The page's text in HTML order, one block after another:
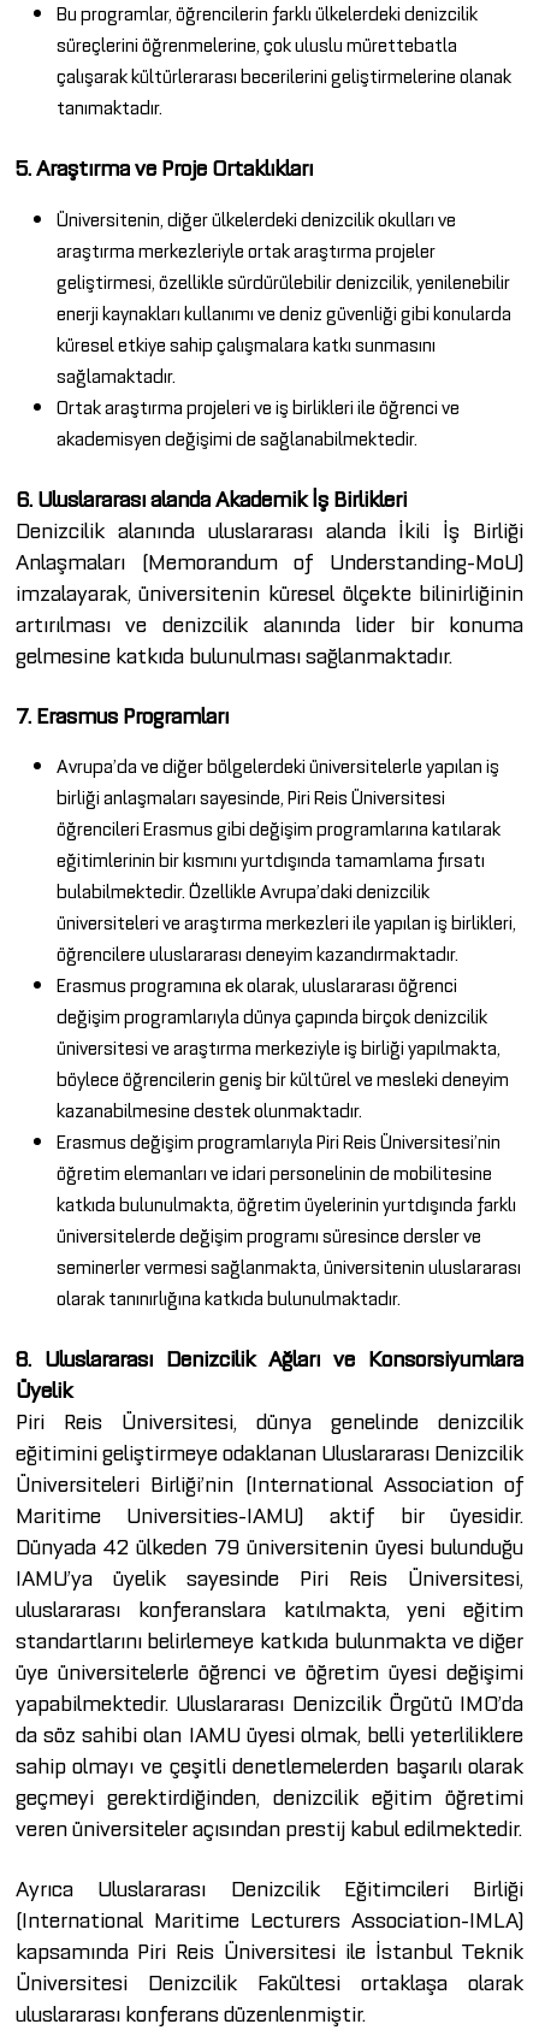
Bu programlar, öğrencilerin farklı ülkelerdeki denizcilik
süreçlerini öğrenmelerine, çok uluslu mürettebatla
çalışarak kültürlerarası becerilerini geliştirmelerine olanak
tanımaktadır.
5. Araştırma ve Proje Ortaklıkları
Üniversitenin, diğer ülkelerdeki denizcilik okulları ve
araştırma merkezleriyle ortak araştırma projeler
geliştirmesi, özellikle sürdürülebilir denizcilik, yenilenebilir
enerji kaynakları kullanımı ve deniz güvenliği gibi konularda
küresel etkiye sahip çalışmalara katkı sunmasını
sağlamaktadır.
Ortak araştırma projeleri ve iş birlikleri ile öğrenci ve
akademisyen değişimi de sağlanabilmektedir.
6. Uluslararası alanda Akademik İş Birlikleri
Denizcilik alanında uluslararası alanda İkili İş Birliği
Anlaşmaları (Memorandum of Understanding-MoU)
imzalayarak, üniversitenin küresel ölçekte bilinirliğinin
artırılması ve denizcilik alanında lider bir konuma
gelmesine katkıda bulunulması sağlanmaktadır.
7. Erasmus Programları
Avrupa’da ve diğer bölgelerdeki üniversitelerle yapılan iş
birliği anlaşmaları sayesinde, Piri Reis Üniversitesi
öğrencileri Erasmus gibi değişim programlarına katılarak
eğitimlerinin bir kısmını yurtdışında tamamlama fırsatı
bulabilmektedir. Özellikle Avrupa’daki denizcilik
üniversiteleri ve araştırma merkezleri ile yapılan iş birlikleri,
öğrencilere uluslararası deneyim kazandırmaktadır.
Erasmus programına ek olarak, uluslararası öğrenci
değişim programlarıyla dünya çapında birçok denizcilik
üniversitesi ve araştırma merkeziyle iş birliği yapılmakta,
böylece öğrencilerin geniş bir kültürel ve mesleki deneyim
kazanabilmesine destek olunmaktadır.
Erasmus değişim programlarıyla Piri Reis Üniversitesi’nin
öğretim elemanları ve idari personelinin de mobilitesine
katkıda bulunulmakta, öğretim üyelerinin yurtdışında farklı
üniversitelerde değişim programı süresince dersler ve
seminerler vermesi sağlanmakta, üniversitenin uluslararası
olarak tanınırlığına katkıda bulunulmaktadır.
8. Uluslararası Denizcilik Ağları ve Konsorsiyumlara
Üyelik
Piri Reis Üniversitesi, dünya genelinde denizcilik
eğitimini geliştirmeye odaklanan Uluslararası Denizcilik
Üniversiteleri Birliği’nin (International Association of
Maritime Universities-IAMU) aktif bir üyesidir.
Dünyada 42 ülkeden 79 üniversitenin üyesi bulunduğu
IAMU’ya üyelik sayesinde Piri Reis Üniversitesi,
uluslararası konferanslara katılmakta, yeni eğitim
standartlarını belirlemeye katkıda bulunmakta ve diğer
üye üniversitelerle öğrenci ve öğretim üyesi değişimi
yapabilmektedir. Uluslararası Denizcilik Örgütü IMO’da
da söz sahibi olan IAMU üyesi olmak, belli yeterliliklere
sahip olmayı ve çeşitli denetlemelerden başarılı olarak
geçmeyi gerektirdiğinden, denizcilik eğitim öğretimi
veren üniversiteler açısından prestij kabul edilmektedir.
Ayrıca Uluslararası Denizcilik Eğitimcileri Birliği
(International Maritime Lecturers Association-IMLA)
kapsamında Piri Reis Üniversitesi ile İstanbul Teknik
Üniversitesi Denizcilik Fakültesi ortaklaşa olarak
uluslararası konferans düzenlenmiştir.